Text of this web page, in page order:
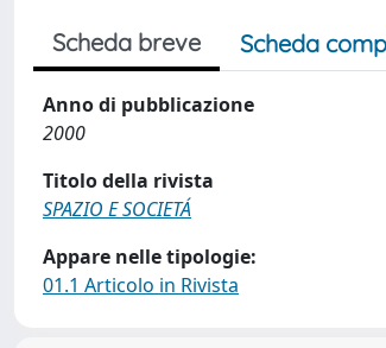
Scheda breve Scheda
Anno di pubblicazione
2000
Titolo della rivista
SPAZIO E SOCIETÁ
Appare nelle tipologie:
01.1 Articolo in Rivista